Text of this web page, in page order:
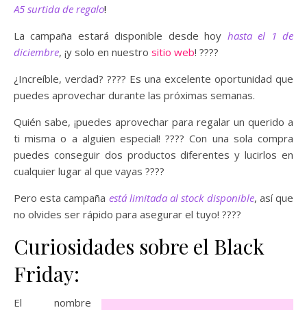
A5 surtida de regalo!
La campaña estará disponible desde hoy hasta el 1 de
diciembre, ¡y solo en nuestro sitio web! ????
¿Increíble, verdad? ???? Es una excelente oportunidad que
puedes aprovechar durante las próximas semanas.
Quién sabe, ¡puedes aprovechar para regalar un querido a
ti misma o a alguien especial! ???? Con una sola compra
puedes conseguir dos productos diferentes y lucirlos en
cualquier lugar al que vayas ????
Pero esta campaña está limitada al stock disponible, así que
no olvides ser rápido para asegurar el tuyo! ????
Curiosidades sobre el Black
Friday:
El nombre